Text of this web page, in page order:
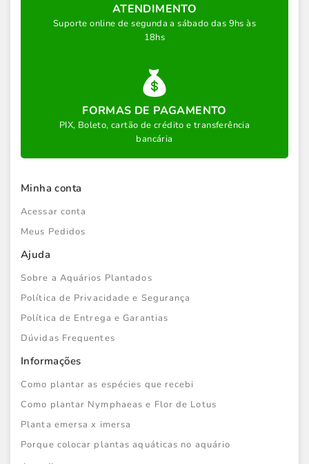
ATENDIMENTO
Suporte online de segunda a sábado das 9hs às
18hs
FORMAS DE PAGAMENTO
PIX, Boleto, cartão de crédito e transferência
bancária
Minha conta
Acessar conta
Meus Pedidos
Ajuda
Sobre a Aquários Plantados
Política de Privacidade e Segurança
Política de Entrega e Garantias
Dúvidas Frequentes
Informações
Como plantar as espécies que recebi
Como plantar Nymphaeas e Flor de Lotus
Planta emersa x imersa
Porque colocar plantas aquáticas no aquário